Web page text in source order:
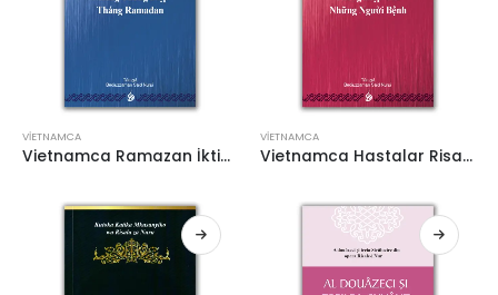
VIETNAMCA
Vietnamca Ramazan İktisat Şükür Risaleleri
VIETNAMCA
Vietnamca Hastalar Risalesi